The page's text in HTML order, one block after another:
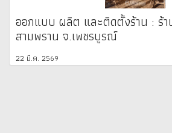
ออกแบบ ผลิต และติดตั้งร้าน : ร้
สามพราน จ.เพชรบูรณ์
22 มี.ค. 2569